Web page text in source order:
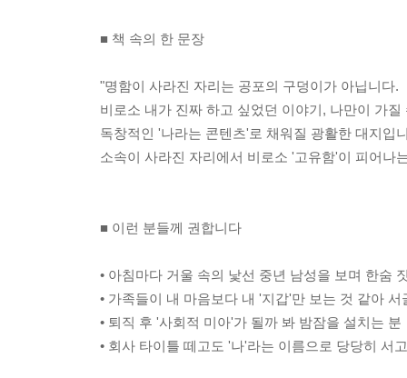
■ 책 속의 한 문장
"명함이 사라진 자리는 공포의 구덩이가 아닙니다.
비로소 내가 진짜 하고 싶었던 이야기, 나만이 가질
독창적인 '나라는 콘텐츠'로 채워질 광활한 대지입
소속이 사라진 자리에서 비로소 '고유함'이 피어나
■ 이런 분들께 권합니다
• 아침마다 거울 속의 낯선 중년 남성을 보며 한숨
• 가족들이 내 마음보다 내 '지갑'만 보는 것 같아 서
• 퇴직 후 '사회적 미아'가 될까 봐 밤잠을 설치는 분
• 회사 타이틀 떼고도 '나'라는 이름으로 당당히 서